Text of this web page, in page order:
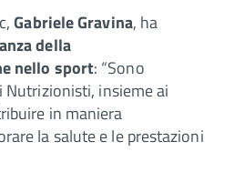
Gabriele Gravina, ha
della
nello sport: “Sono
insieme ai
in maniera
la salute e le prestazioni